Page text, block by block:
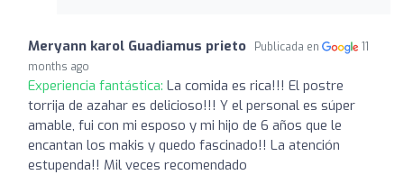
Meryann karol Guadiamus prieto Publicada en
11
months ago
Experiencia fantástica: La comida es rica!!! El postre
torrija de azahar es delicioso!!! Y el personal es súper
amable, fui con mi esposo y mi hijo de 6 años que le
encantan los makis y quedo fascinado!! La atención
estupenda!! Mil veces recomendado